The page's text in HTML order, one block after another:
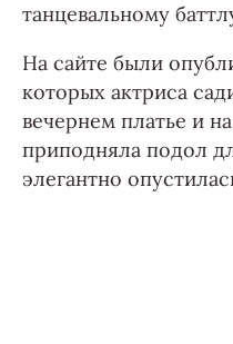
танцевальному
На сайте были
которых актриса
вечернем платье и
приподняла подол
элегантно